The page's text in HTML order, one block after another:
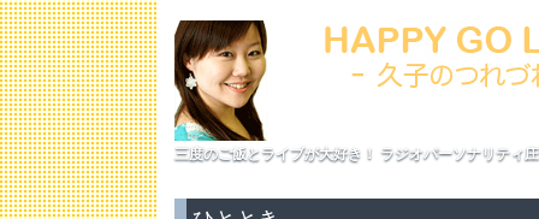
三度のご飯とライブが大好き！ ラジオパーソナリティ